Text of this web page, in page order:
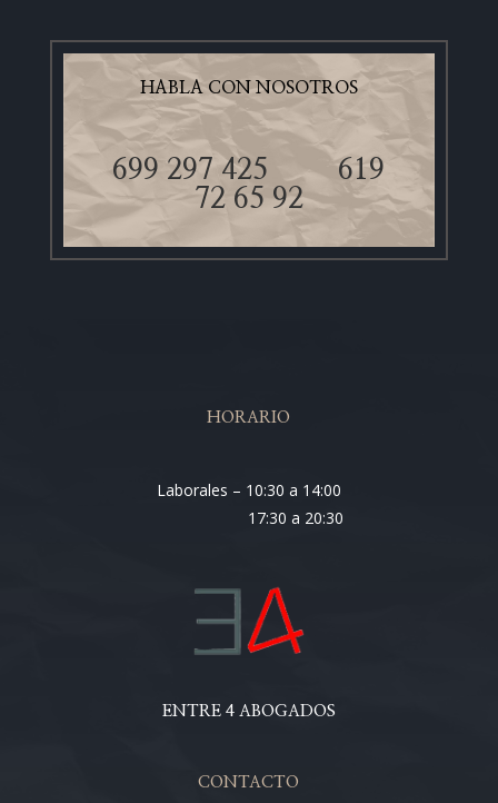
HABLA CON NOSOTROS
699 297 425619
72 65 92
HORARIO
Laborales – 10:30 a 14:00
17:30 a 20:30
ENTRE 4 ABOGADOS
CONTACTO